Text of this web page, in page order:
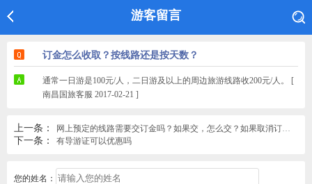
游客留言
订金怎么收取？按线路还是按天数？
通常一日游是100元/人，二日游及以上的周边旅游线路收200元/人。 [
南昌国旅客服 2017-02-21 ]
上一条： 网上预定的线路需要交订金吗？如果交，怎么交？如果取消订单，订...
下一条： 有导游证可以优惠吗
您的姓名：